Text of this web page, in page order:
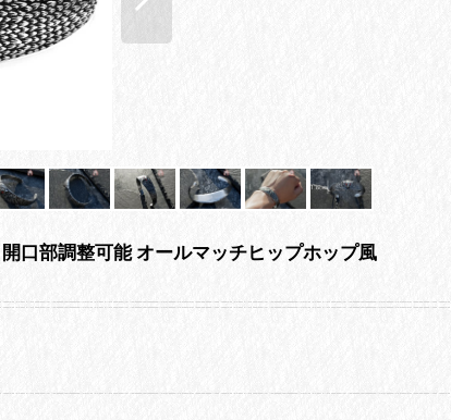
口部調整可能 オールマッチヒップホップ風